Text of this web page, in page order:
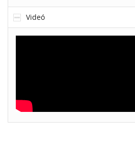
Videó